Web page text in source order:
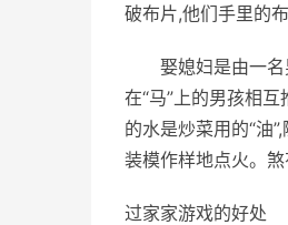
破布片,他们手里的
娶媳妇是由一名
在“马”上的男孩相
的水是炒菜用的“油
装模作样地点火。
过家家游戏的好处